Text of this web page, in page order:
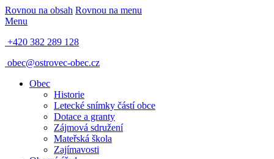
Rovnou na obsah Rovnou na menu
Menu
+420 382 289 128
obec@ostrovec-obec.cz
Obec
Historie
Letecké snímky částí obce
Dotace a granty
Zájmová sdružení
Mateřská škola
Zajímavosti